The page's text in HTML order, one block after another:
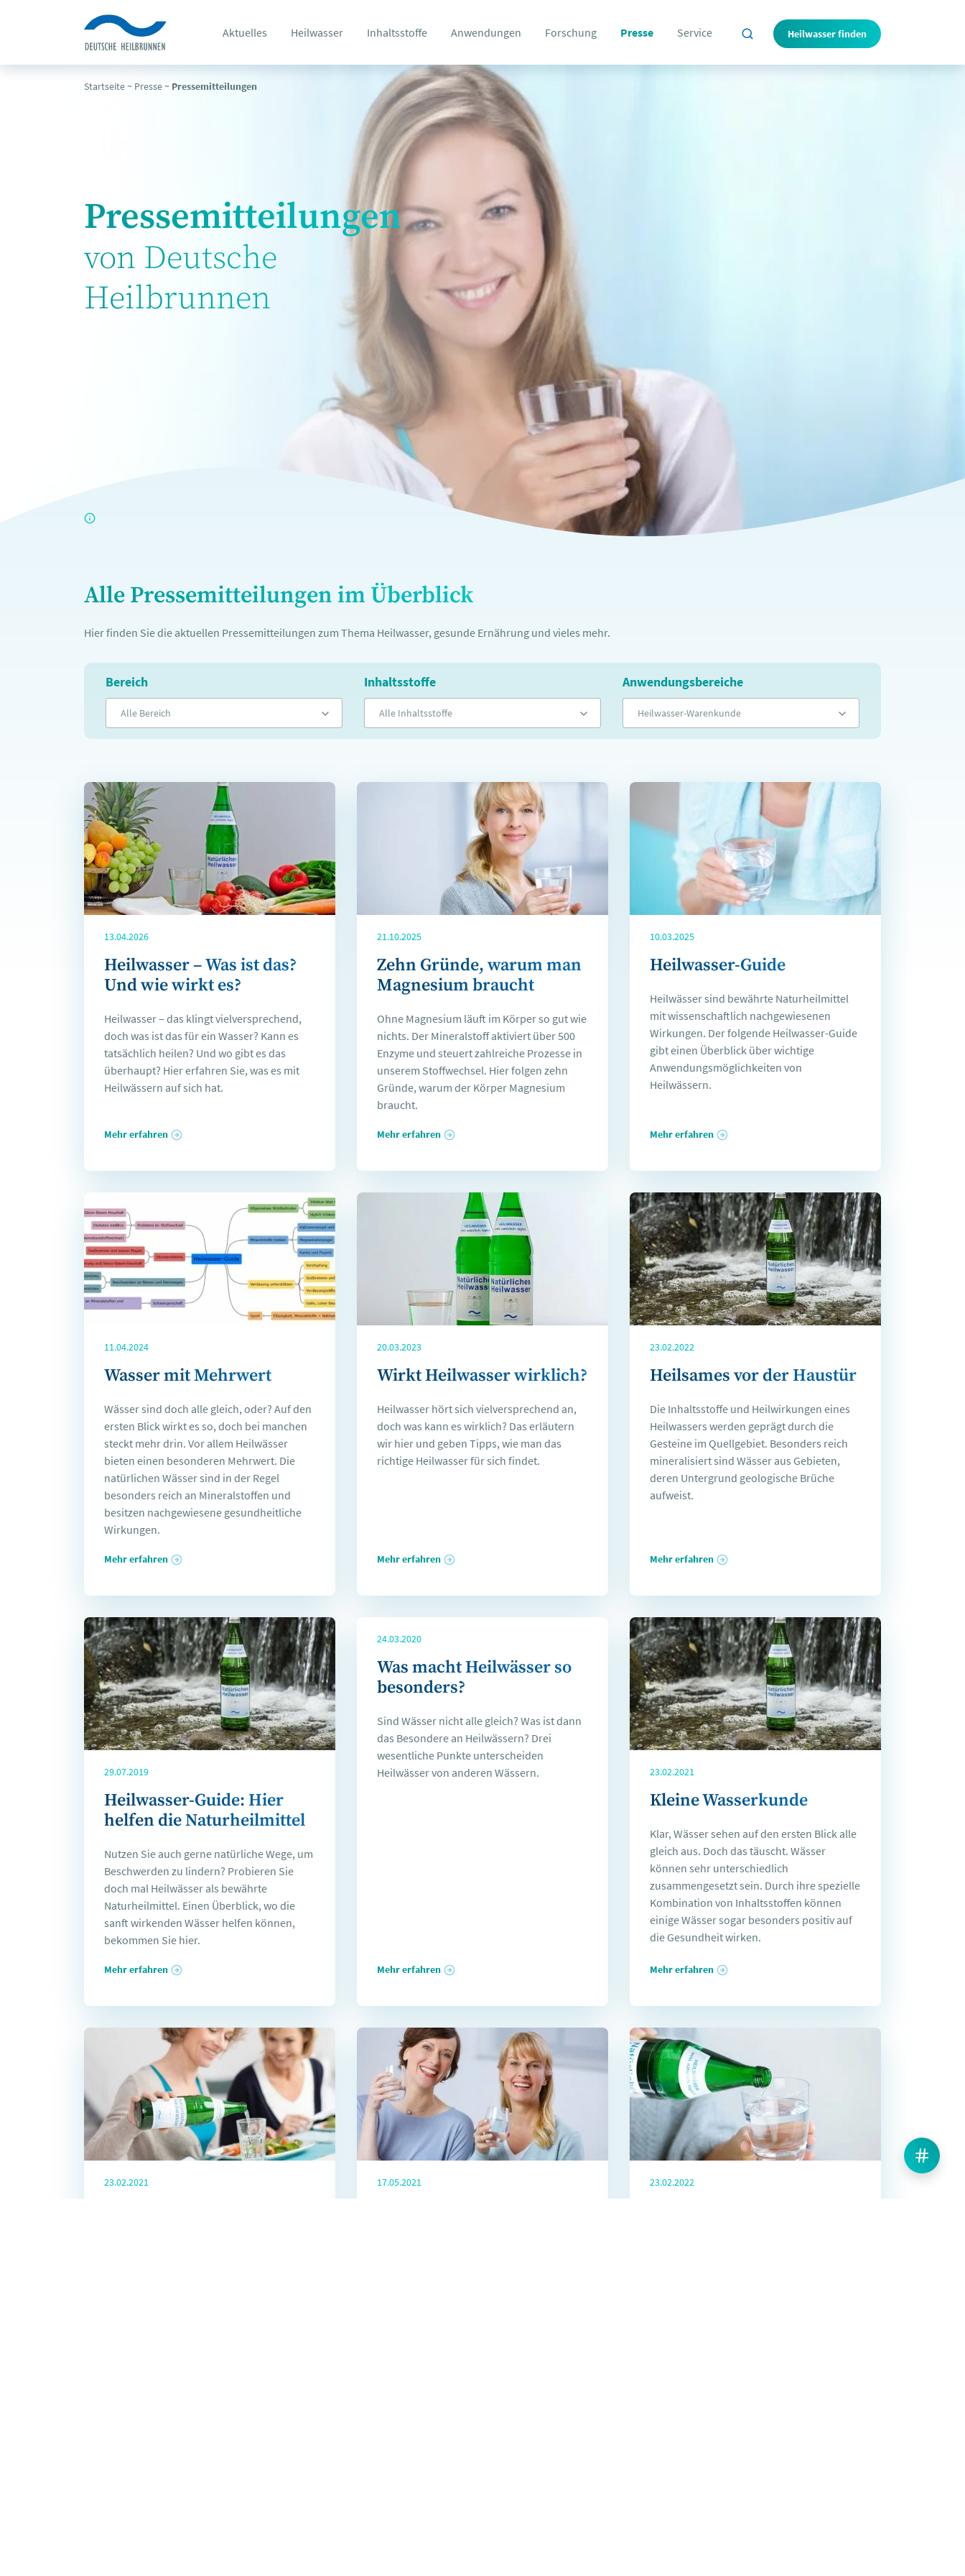
Aktuelles Heilwasser Inhaltsstoffe Anwendungen Forschung Presse Service Heilwasser finden
Startseite~ Presse~ Pressemitteilungen
Pressemitteilungen
von Deutsche
Heilbrunnen
Alle Pressemitteilungen im Überblick
Hier finden Sie die aktuellen Pressemitteilungen zum Thema Heilwasser, gesunde Ernährung und vieles mehr.
Bereich
Alle Bereich
Inhaltsstoffe
Alle Inhaltsstoffe
Anwendungsbereiche
Heilwasser-Warenkunde
13.04.2026
Heilwasser – Was ist das?
Und wie wirkt es?
Heilwasser – das klingt vielversprechend,
doch was ist das für ein Wasser? Kann es
tatsächlich heilen? Und wo gibt es das
überhaupt? Hier erfahren Sie, was es mit
Heilwässern auf sich hat.
Mehr erfahren
21.10.2025
Zehn Gründe, warum man
Magnesium braucht
Ohne Magnesium läuft im Körper so gut wie
nichts. Der Mineralstoff aktiviert über 500
Enzyme und steuert zahlreiche Prozesse in
unserem Stoffwechsel. Hier folgen zehn
Gründe, warum der Körper Magnesium
braucht.
Mehr erfahren
10.03.2025
Heilwasser-Guide
Heilwässer sind bewährte Naturheilmittel
mit wissenschaftlich nachgewiesenen
Wirkungen. Der folgende Heilwasser-Guide
gibt einen Überblick über wichtige
Anwendungsmöglichkeiten von
Heilwässern.
Mehr erfahren
11.04.2024
Wasser mit Mehrwert
Wässer sind doch alle gleich, oder? Auf den
ersten Blick wirkt es so, doch bei manchen
steckt mehr drin. Vor allem Heilwässer
bieten einen besonderen Mehrwert. Die
natürlichen Wässer sind in der Regel
besonders reich an Mineralstoffen und
besitzen nachgewiesene gesundheitliche
Wirkungen.
Mehr erfahren
20.03.2023
Wirkt Heilwasser wirklich?
Heilwasser hört sich vielversprechend an,
doch was kann es wirklich? Das erläutern
wir hier und geben Tipps, wie man das
richtige Heilwasser für sich findet.
Mehr erfahren
23.02.2022
Heilsames vor der Haustür
Die Inhaltsstoffe und Heilwirkungen eines
Heilwassers werden geprägt durch die
Gesteine im Quellgebiet. Besonders reich
mineralisiert sind Wässer aus Gebieten,
deren Untergrund geologische Brüche
aufweist.
Mehr erfahren
29.07.2019
Heilwasser-Guide: Hier
helfen die Naturheilmittel
Nutzen Sie auch gerne natürliche Wege, um
Beschwerden zu lindern? Probieren Sie
doch mal Heilwässer als bewährte
Naturheilmittel. Einen Überblick, wo die
sanft wirkenden Wässer helfen können,
bekommen Sie hier.
Mehr erfahren
24.03.2020
Was macht Heilwässer so
besonders?
Sind Wässer nicht alle gleich? Was ist dann
das Besondere an Heilwässern? Drei
wesentliche Punkte unterscheiden
Heilwässer von anderen Wässern.
Mehr erfahren
23.02.2021
Kleine Wasserkunde
Klar, Wässer sehen auf den ersten Blick alle
gleich aus. Doch das täuscht. Wässer
können sehr unterschiedlich
zusammengesetzt sein. Durch ihre spezielle
Kombination von Inhaltsstoffen können
einige Wässer sogar besonders positiv auf
die Gesundheit wirken.
Mehr erfahren
23.02.2021 17.05.2021 23.02.2022